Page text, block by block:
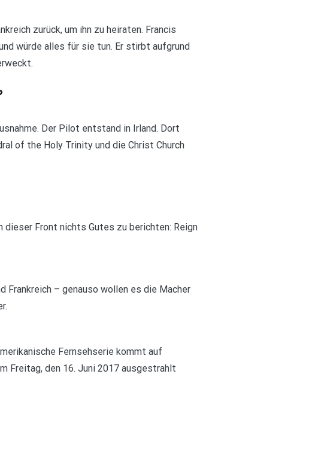
zurück, um ihn zu heiraten. Francis
würde alles für sie tun. Er stirbt aufgrund
Der Pilot entstand in Irland. Dort
of the Holy Trinity und die Christ Church
Front nichts Gutes zu berichten: Reign
Frankreich – genauso wollen es die Macher
Fernsehserie kommt auf
Freitag, den 16. Juni 2017 ausgestrahlt